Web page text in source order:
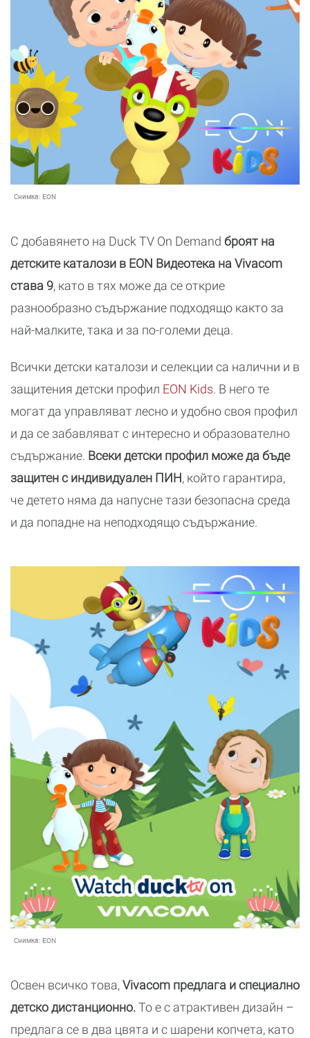
Снимка: EON
С добавянето на Duck TV On Demand броят на
детските каталози в EON Видеотека на Vivacom
става 9, като в тях може да се открие
разнообразно съдържание подходящо както за
най-малките, така и за по-големи деца.
Всички детски каталози и селекции са налични и в
защитения детски профил EON Kids. В него те
могат да управляват лесно и удобно своя профил
и да се забавляват с интересно и образователно
съдържание. Всеки детски профил може да бъде
защитен с индивидуален ПИН, който гарантира,
че детето няма да напусне тази безопасна среда
и да попадне на неподходящо съдържание.
Снимка: EON
Освен всичко това,Vivacom предлага и специално
детско дистанционно.То е с атрактивен дизайн –
предлага се в два цвята и с шарени копчета, като